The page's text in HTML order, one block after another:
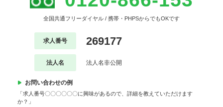
全国共通フリーダイヤル / 携帯・PHPSからでもOKです
求人番号 269177
法人名 法人名非公開
お問い合わせの例
「求人番号〇〇〇〇〇〇に興味があるので、詳細を教えていただけます
か？」